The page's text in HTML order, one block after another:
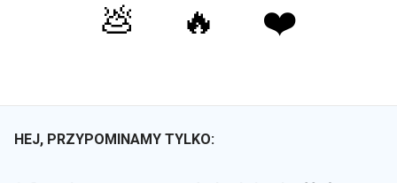
💩 🔥 ❤️
HEJ, PRZYPOMINAMY TYLKO: